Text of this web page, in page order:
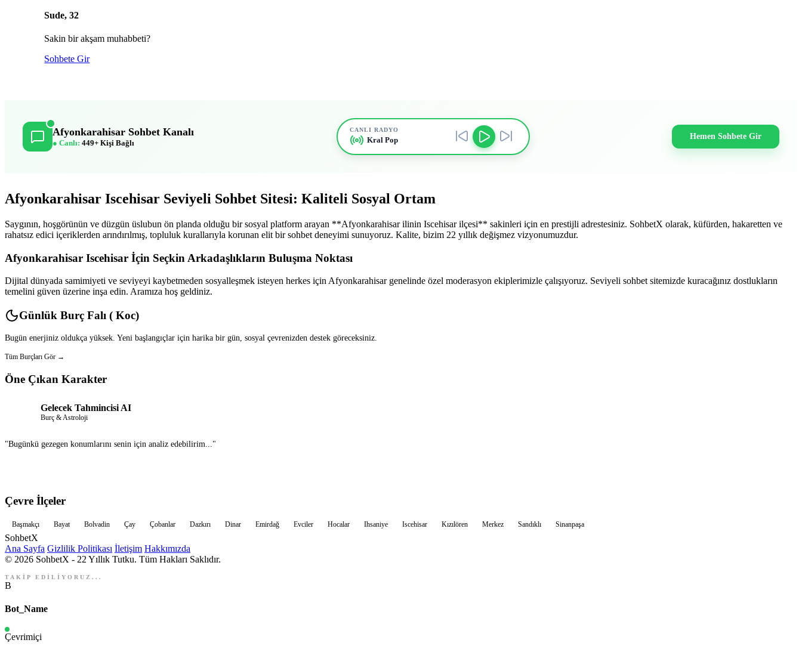
Sude, 32
Sakin bir akşam muhabbeti?
Sohbete Gir
Afyonkarahisar Sohbet Kanalı
● Canlı: 449+ Kişi Bağlı
CANLI RADYO
Kral Pop Hemen Sohbete Gir
Afyonkarahisar Iscehisar Seviyeli Sohbet Sitesi: Kaliteli Sosyal Ortam
Saygının, hoşgörünün ve düzgün üslubun ön planda olduğu bir sosyal platform arayan **Afyonkarahisar ilinin Iscehisar ilçesi** sakinleri için en prestijli adrestesiniz. SohbetX olarak, küfürden, hakaretten ve
rahatsız edici içeriklerden arındırılmış, topluluk kurallarıyla korunan elit bir sohbet deneyimi sunuyoruz. Kalite, bizim 22 yıllık değişmez vizyonumuzdur.
Afyonkarahisar Iscehisar İçin Seçkin Arkadaşlıkların Buluşma Noktası
Dijital dünyada samimiyeti ve seviyeyi kaybetmeden sosyalleşmek isteyen herkes için Afyonkarahisar genelinde özel moderasyon ekiplerimizle çalışıyoruz. Seviyeli sohbet sitemizde kuracağınız dostlukların
temelini güven üzerine inşa edin. Aramıza hoş geldiniz.
Günlük Burç Falı ( Koc)
Bugün enerjiniz oldukça yüksek. Yeni başlangıçlar için harika bir gün, sosyal çevrenizden destek göreceksiniz.
Tüm Burçları Gör →
Öne Çıkan Karakter
Gelecek Tahmincisi AI
Burç & Astroloji
"Bugünkü gezegen konumlarını senin için analiz edebilirim..."
Çevre İlçeler
Başmakçı Bayat Bolvadin Çay Çobanlar Dazkırı Dinar Emirdağ Evciler Hocalar Ihsaniye Iscehisar Kızılören Merkez Sandıklı Sinanpaşa
SohbetX
Ana Sayfa Gizlilik Politikası İletişim Hakkımızda
© 2026 SohbetX - 22 Yıllık Tutku. Tüm Hakları Saklıdır.
TAKİP EDİLİYORUZ...
B
Bot_Name
Çevrimiçi